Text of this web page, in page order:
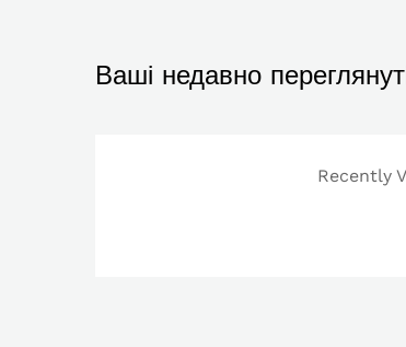
Ваші недавно
Recently